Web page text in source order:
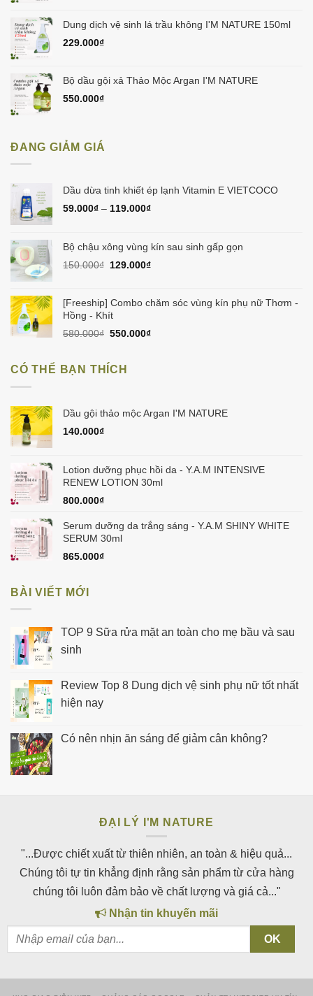
Dung dịch vệ sinh lá trầu không I'M NATURE 150ml
229.000₫
Bộ dầu gội xả Thảo Mộc Argan I'M NATURE
550.000₫
ĐANG GIẢM GIÁ
Dầu dừa tinh khiết ép lạnh Vitamin E VIETCOCO
59.000₫ – 119.000₫
Bộ chậu xông vùng kín sau sinh gấp gọn
150.000₫ Giá
150.000₫.
129.000₫Giá
là:
[Freeship] Combo chăm sóc vùng kín phụ nữ Thơm -
Hồng - Khít
580.000₫ Giá
580.000₫.
550.000₫Giá
CÓ THỂ BẠN THÍCH
Dầu gội thảo mộc Argan I'M NATURE
140.000₫
Lotion dưỡng phục hồi da - Y.A.M INTENSIVE
RENEW LOTION 30ml
800.000₫
Serum dưỡng da trắng sáng - Y.A.M SHINY WHITE
SERUM 30ml
865.000₫
BÀI VIẾT MỚI
TOP 9 Sữa rửa mặt an toàn cho mẹ bầu và sau
sinh
Review Top 8 Dung dịch vệ sinh phụ nữ tốt nhất
hiện nay
Có nên nhịn ăn sáng để giảm cân không?
ĐẠI LÝ I'M NATURE
"...Được chiết xuất từ thiên nhiên, an toàn & hiệu quả...
Chúng tôi tự tin khẳng định rằng sản phẩm từ cửa hàng
chúng tôi luôn đảm bảo về chất lượng và giá cả..."
Nhận tin khuyến mãi